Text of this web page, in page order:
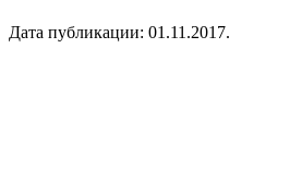
Дата публикации: 01.11.2017.